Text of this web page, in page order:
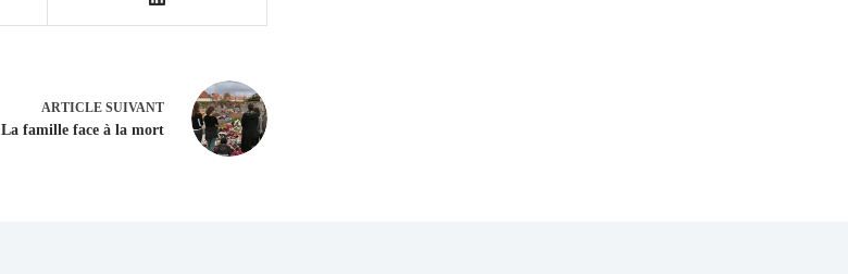
ARTICLESUIVANT
La famille face à la mort